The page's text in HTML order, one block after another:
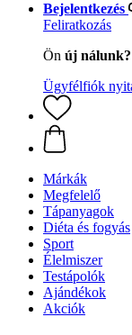
Bejelentkezés
Feliratkozás
Ön új nálunk?
Ügyfélfiók
Márkák
Megfelelő
Tápanyagok
Diéta és fogyás
Sport
Élelmiszer
Testápolók
Ajándékok
Akciók